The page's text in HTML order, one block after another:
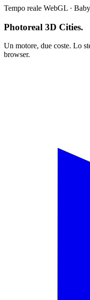
Tempo reale WebGL ·
Photoreal 3D Cities.
Un motore, due coste. Lo
browser.